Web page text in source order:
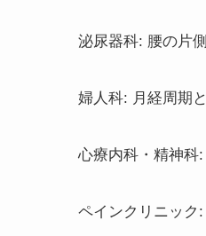
泌尿器科: 腰の片
婦人科: 月経周期
心療内科・精神科
ペインクリニック